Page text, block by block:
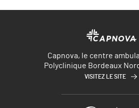
Capnova, le centre
Polyclinique Bordeaux
VISITEZ LE SITE